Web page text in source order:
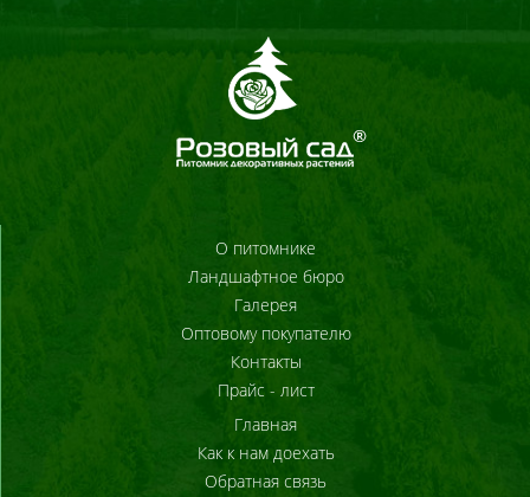
О питомнике
Ландшафтное бюро
Галерея
Оптовому покупателю
Контакты
Прайс - лист
Главная
Как к нам доехать
Обратная связь